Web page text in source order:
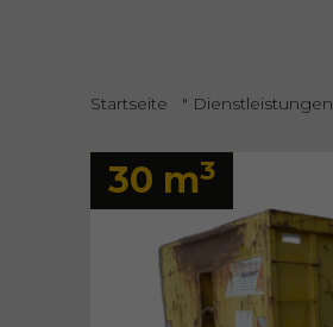
Startseite " Dienstleistungen
30 m3